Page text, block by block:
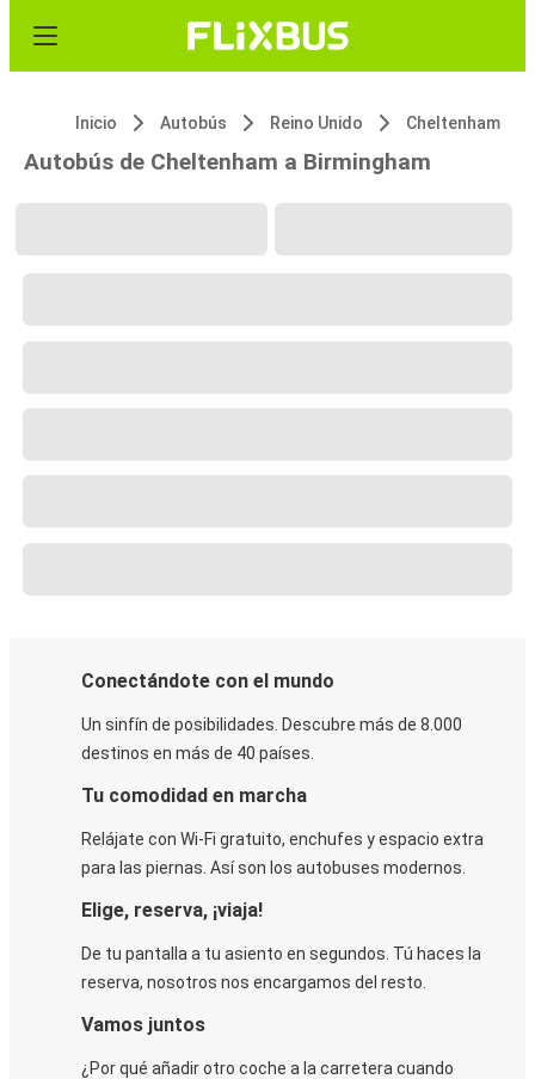
Inicio Autobús Reino Unido Cheltenham
Autobús de Cheltenham a Birmingham
Conectándote con el mundo
Un sinfín de posibilidades. Descubre más de 8.000
destinos en más de 40 países.
Tu comodidad en marcha
Relájate con Wi-Fi gratuito, enchufes y espacio extra
para las piernas. Así son los autobuses modernos.
Elige, reserva, ¡viaja!
De tu pantalla a tu asiento en segundos. Tú haces la
reserva, nosotros nos encargamos del resto.
Vamos juntos
¿Por qué añadir otro coche a la carretera cuando